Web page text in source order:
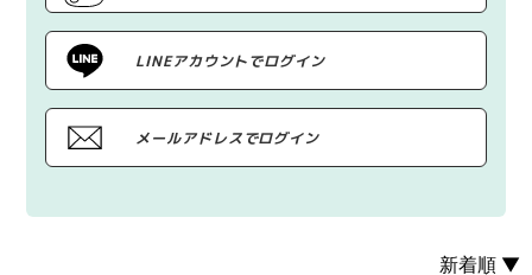
LINEアカウントでログイン
メールアドレスでログイン